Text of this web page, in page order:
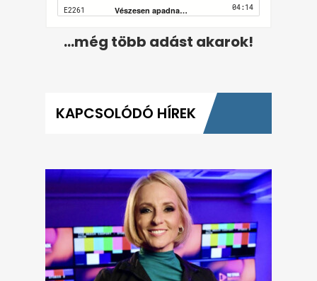
...még több adást akarok!
KAPCSOLÓDÓ HÍREK